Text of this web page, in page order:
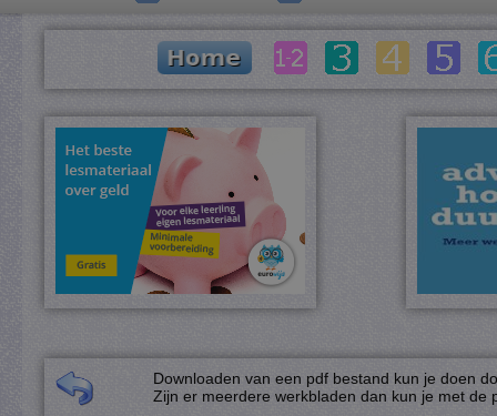
Downloaden van een pdf bestand kun je doen
Zijn er meerdere werkbladen dan kun je met de